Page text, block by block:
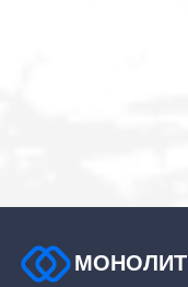
МОНОЛИТ